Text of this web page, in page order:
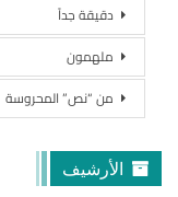
دقيقة جداً
ملهمون
من “نص” المحروسة
الأرشيف